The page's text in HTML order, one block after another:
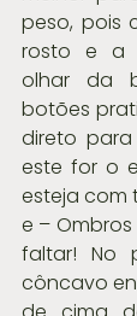
peso, pois
rosto e a
olhar da
botões
direto
este for o
esteja com
e –
faltar! No
côncavo